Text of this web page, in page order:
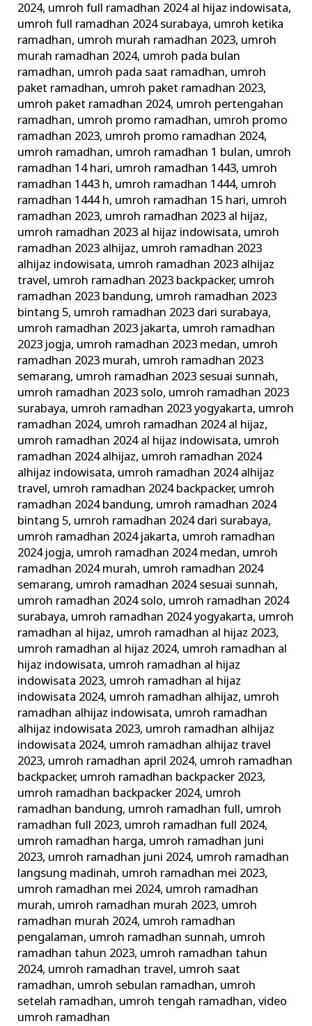
2024, umroh full ramadhan 2024 al hijaz indowisata,
umroh full ramadhan 2024 surabaya, umroh ketika
ramadhan, umroh murah ramadhan 2023, umroh
murah ramadhan 2024, umroh pada bulan
ramadhan, umroh pada saat ramadhan, umroh
paket ramadhan, umroh paket ramadhan 2023,
umroh paket ramadhan 2024, umroh pertengahan
ramadhan, umroh promo ramadhan, umroh promo
ramadhan 2023, umroh promo ramadhan 2024,
umroh ramadhan, umroh ramadhan 1 bulan, umroh
ramadhan 14 hari, umroh ramadhan 1443, umroh
ramadhan 1443 h, umroh ramadhan 1444, umroh
ramadhan 1444 h, umroh ramadhan 15 hari, umroh
ramadhan 2023, umroh ramadhan 2023 al hijaz,
umroh ramadhan 2023 al hijaz indowisata, umroh
ramadhan 2023 alhijaz, umroh ramadhan 2023
alhijaz indowisata, umroh ramadhan 2023 alhijaz
travel, umroh ramadhan 2023 backpacker, umroh
ramadhan 2023 bandung, umroh ramadhan 2023
bintang 5, umroh ramadhan 2023 dari surabaya,
umroh ramadhan 2023 jakarta, umroh ramadhan
2023 jogja, umroh ramadhan 2023 medan, umroh
ramadhan 2023 murah, umroh ramadhan 2023
semarang, umroh ramadhan 2023 sesuai sunnah,
umroh ramadhan 2023 solo, umroh ramadhan 2023
surabaya, umroh ramadhan 2023 yogyakarta, umroh
ramadhan 2024, umroh ramadhan 2024 al hijaz,
umroh ramadhan 2024 al hijaz indowisata, umroh
ramadhan 2024 alhijaz, umroh ramadhan 2024
alhijaz indowisata, umroh ramadhan 2024 alhijaz
travel, umroh ramadhan 2024 backpacker, umroh
ramadhan 2024 bandung, umroh ramadhan 2024
bintang 5, umroh ramadhan 2024 dari surabaya,
umroh ramadhan 2024 jakarta, umroh ramadhan
2024 jogja, umroh ramadhan 2024 medan, umroh
ramadhan 2024 murah, umroh ramadhan 2024
semarang, umroh ramadhan 2024 sesuai sunnah,
umroh ramadhan 2024 solo, umroh ramadhan 2024
surabaya, umroh ramadhan 2024 yogyakarta, umroh
ramadhan al hijaz, umroh ramadhan al hijaz 2023,
umroh ramadhan al hijaz 2024, umroh ramadhan al
hijaz indowisata, umroh ramadhan al hijaz
indowisata 2023, umroh ramadhan al hijaz
indowisata 2024, umroh ramadhan alhijaz, umroh
ramadhan alhijaz indowisata, umroh ramadhan
alhijaz indowisata 2023, umroh ramadhan alhijaz
indowisata 2024, umroh ramadhan alhijaz travel
2023, umroh ramadhan april 2024, umroh ramadhan
backpacker, umroh ramadhan backpacker 2023,
umroh ramadhan backpacker 2024, umroh
ramadhan bandung, umroh ramadhan full, umroh
ramadhan full 2023, umroh ramadhan full 2024,
umroh ramadhan harga, umroh ramadhan juni
2023, umroh ramadhan juni 2024, umroh ramadhan
langsung madinah, umroh ramadhan mei 2023,
umroh ramadhan mei 2024, umroh ramadhan
murah, umroh ramadhan murah 2023, umroh
ramadhan murah 2024, umroh ramadhan
pengalaman, umroh ramadhan sunnah, umroh
ramadhan tahun 2023, umroh ramadhan tahun
2024, umroh ramadhan travel, umroh saat
ramadhan, umroh sebulan ramadhan, umroh
setelah ramadhan, umroh tengah ramadhan,video
umroh ramadhan